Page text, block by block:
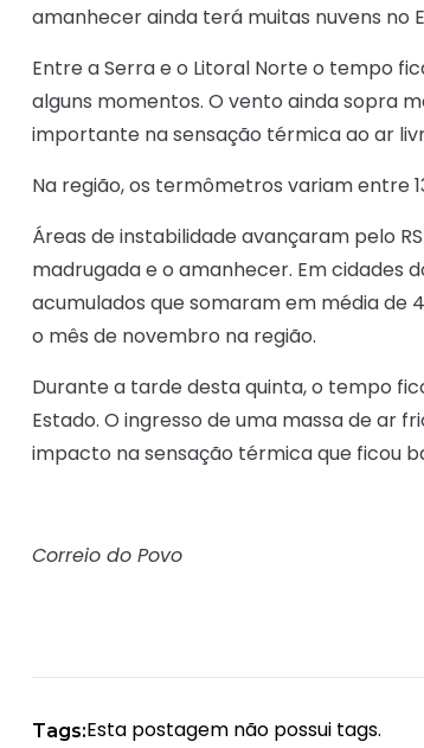
amanhecer ainda terá muitas nuvens no
Entre a Serra e o Litoral Norte o tempo
alguns momentos. O vento ainda sopra
importante na sensação térmica ao ar
Na região, os termômetros variam entre
Áreas de instabilidade avançaram pelo
madrugada e o amanhecer. Em cidades
acumulados que somaram em média de
o mês de novembro na região.
Durante a tarde desta quinta, o tempo
Estado. O ingresso de uma massa de ar
impacto na sensação térmica que ficou
Correio do Povo
Tags:Esta postagem não possui tags.